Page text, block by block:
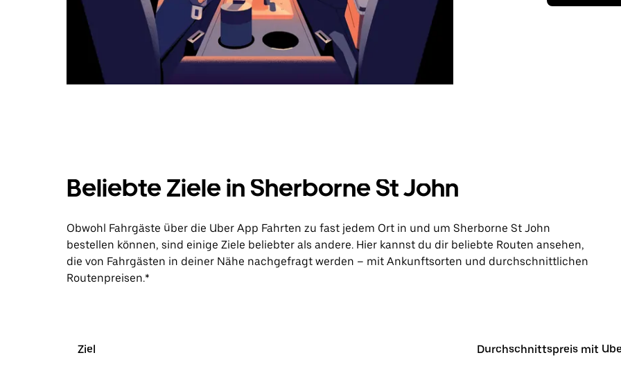
Beliebte Ziele in Sherborne St John
Obwohl Fahrgäste über die Uber App Fahrten zu fast jedem Ort in und um Sherborne St John
bestellen können, sind einige Ziele beliebter als andere. Hier kannst du dir beliebte Routen ansehen,
die von Fahrgästen in deiner Nähe nachgefragt werden – mit Ankunftsorten und durchschnittlichen
Routenpreisen.*
Ziel Durchschnittspreis mit